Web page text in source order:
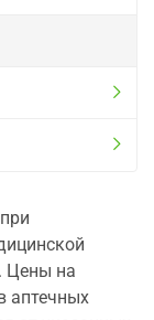
Цены на
аптечных